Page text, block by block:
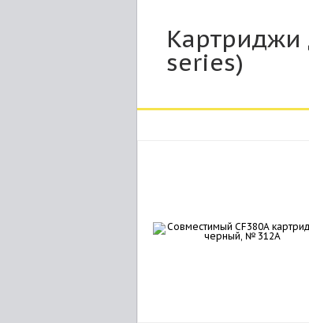
Картриджи
series)